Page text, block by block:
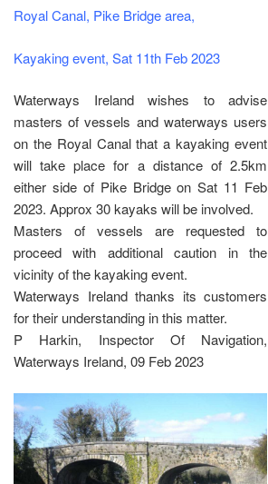
Royal Canal, Pike Bridge area,
Kayaking event, Sat 11th Feb 2023
Waterways Ireland wishes to advise
masters of vessels and waterways users
on the Royal Canal that a kayaking event
will take place for a distance of 2.5km
either side of Pike Bridge on Sat 11 Feb
2023. Approx 30 kayaks will be involved.
Masters of vessels are requested to
proceed with additional caution in the
vicinity of the kayaking event.
Waterways Ireland thanks its customers
for their understanding in this matter.
P Harkin, Inspector Of Navigation,
Waterways Ireland, 09 Feb 2023